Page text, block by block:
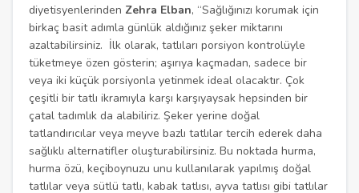
diyetisyenlerinden Zehra Elban, “Sağlığınızı korumak için
birkaç basit adımla günlük aldığınız şeker miktarını
azaltabilirsiniz. İlk olarak, tatlıları porsiyon kontrolüyle
tüketmeye özen gösterin; aşırıya kaçmadan, sadece bir
veya iki küçük porsiyonla yetinmek ideal olacaktır. Çok
çeşitli bir tatlı ikramıyla karşı karşıyaysak hepsinden bir
çatal tadımlık da alabiliriz. Şeker yerine doğal
tatlandırıcılar veya meyve bazlı tatlılar tercih ederek daha
sağlıklı alternatifler oluşturabilirsiniz. Bu noktada hurma,
hurma özü, keçiboynuzu unu kullanılarak yapılmış doğal
tatlılar veya sütlü tatlı, kabak tatlısı, ayva tatlısı gibi tatlılar